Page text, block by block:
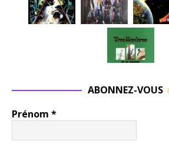
ABONNEZ-VOUS
Prénom *